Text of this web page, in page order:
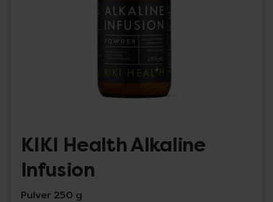
KIKI Health Alkaline
Infusion
Pulver 250 g